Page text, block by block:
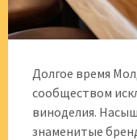
Долгое время
сообществом
виноделия.
знаменитые